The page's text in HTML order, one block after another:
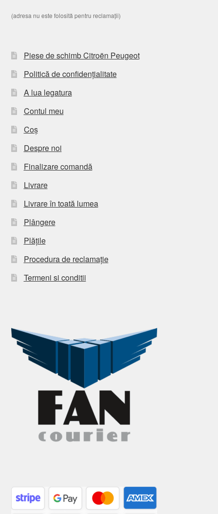
(adresa nu este folosită pentru reclamații)
Piese de schimb Citroën Peugeot
Politică de confidențialitate
A lua legatura
Contul meu
Coș
Despre noi
Finalizare comandă
Livrare
Livrare în toată lumea
Plângere
Plățile
Procedura de reclamație
Termeni si conditii